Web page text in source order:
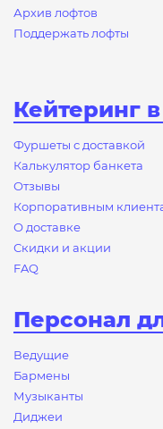
Архив лофтов
Поддержать лофты
Кейтеринг
Фуршеты с доставкой
Калькулятор банкета
Отзывы
Корпоративным
О доставке
Скидки и акции
FAQ
Персонал
Ведущие
Бармены
Музыканты
Диджеи